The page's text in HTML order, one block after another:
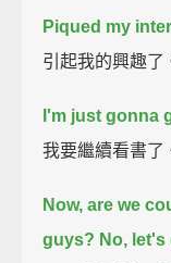
Piqued my
引起我的興趣了
I'm just gonna
我要繼續看書了
Now, are we
guys? No,